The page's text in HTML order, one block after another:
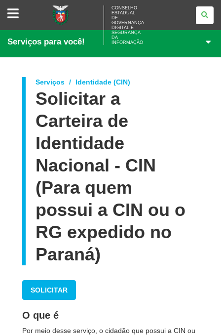
CONSELHO
ESTADUAL
GOVERNANÇA
E
DA
CONSELHO
ESTADUAL
DE
GOVERNANÇA
DIGITAL E
SEGURANÇA
DA
INFORMAÇÃO
Serviços para você!
Serviços Identidade (CIN)
Solicitar a
Carteira de
Identidade
Nacional - CIN
(Para quem
possui a CIN ou o
RG expedido no
Paraná)
SOLICITAR
O que é
Por meio desse serviço, o cidadão que possui a CIN ou